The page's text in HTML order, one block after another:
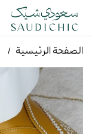
الصفحة الرئيسية